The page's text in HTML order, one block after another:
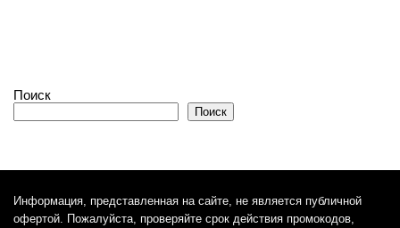
Поиск
Поиск
Информация, представленная на сайте, не является публичной
офертой. Пожалуйста, проверяйте срок действия промокодов,